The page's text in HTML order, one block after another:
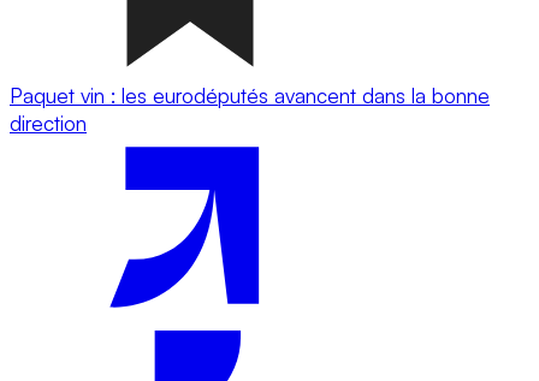
Paquet vin : les eurodéputés avancent dans la bonne
direction